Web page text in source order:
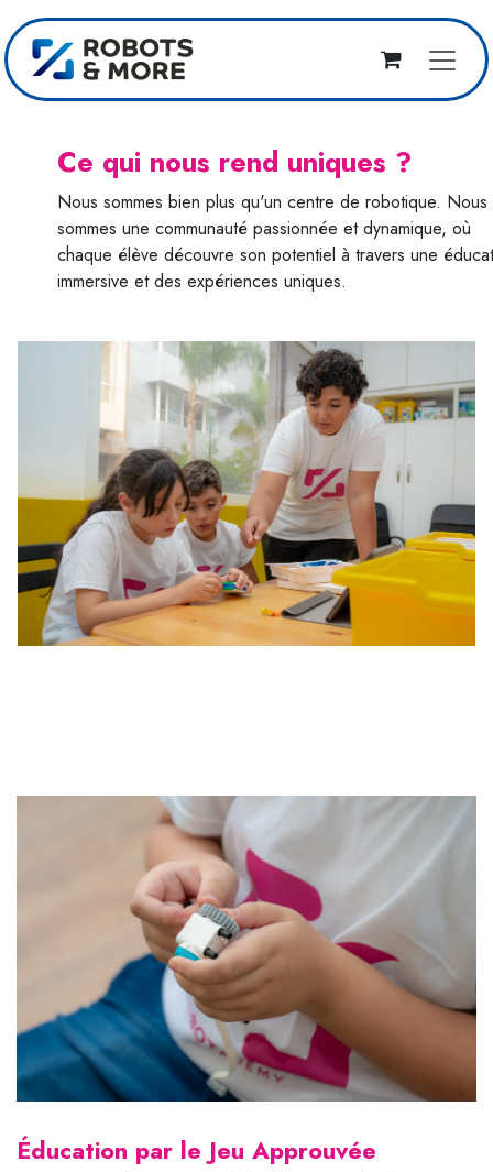
Skip to Content
Ce qui nous rend uniques ?
Nous sommes bien plus qu'un centre de robotique. Nous
sommes une communauté passionnée et dynamique, où
chaque élève découvre son potentiel à travers une
immersive et des expériences uniques.
Éducation par le Jeu Approuvée